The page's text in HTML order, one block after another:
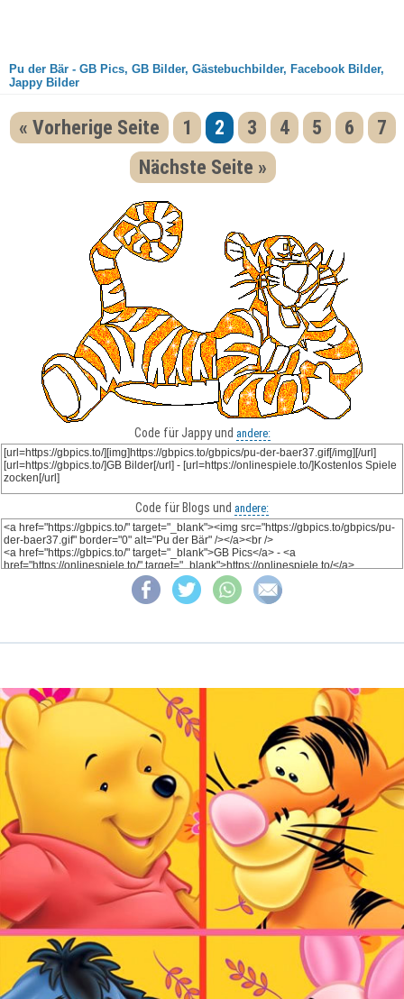
Pu der Bär - GB Pics, GB Bilder, Gästebuchbilder, Facebook Bilder,
Jappy Bilder
« Vorherige Seite 1 2 3 4 5 6
7
Nächste Seite »
Code für Jappy und andere:
Code für Blogs und andere: